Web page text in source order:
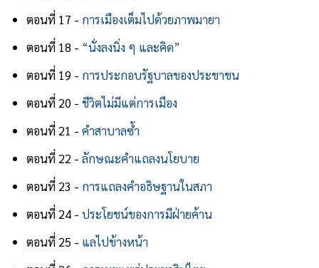
ตอนที่ 17 - การเมืองเต็มไปด้วยภาพมายา
ตอนที่ 18 - “นั่งลงนิ่ง ๆ และคิด”
ตอนที่ 19 - การประกอบรัฐบาลของประชาชน
ตอนที่ 20 - ชีวิตไม่มีแต่การเมือง
ตอนที่ 21 - คำสาบาลซ้ำ
ตอนที่ 22 - ลักษณะคำแถลงนโยบาย
ตอนที่ 23 - การแถลงคำอธิษฐานในสภา
ตอนที่ 24 - ประโยชน์ของการมีฝ่ายค้าน
ตอนที่ 25 - แลไปข้างหน้า